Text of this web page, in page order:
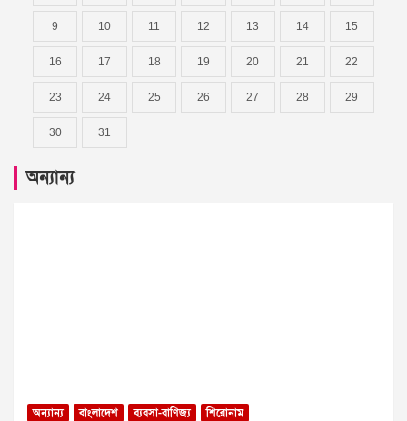
9 10 11 12 13 14 15
16 17 18 19 20 21 22
23 24 25 26 27 28 29
30 31
অন্যান্য
অন্যান্য বাংলাদেশ ব্যবসা-বাণিজ্য শিরোনাম